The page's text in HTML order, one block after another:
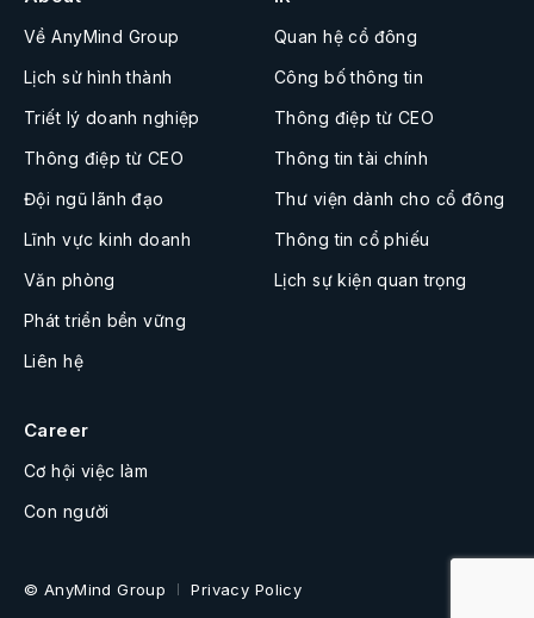
Về AnyMind Group
Lịch sử hình thành
Triết lý doanh nghiệp
Thông điệp từ CEO
Đội ngũ lãnh đạo
Lĩnh vực kinh doanh
Văn phòng
Phát triển bền vững
Liên hệ
Quan hệ cổ đông
Công bố thông tin
Thông điệp từ CEO
Thông tin tài chính
Thư viện dành cho cổ đông
Thông tin cổ phiếu
Lịch sự kiện quan trọng
Career
Cơ hội việc làm
Con người
© AnyMind Group Privacy Policy